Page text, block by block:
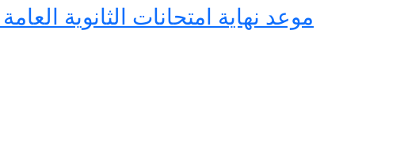
موعد نهاية امتحانات الثانوية العامة 2023 العلوم والرياضيات والأدبي